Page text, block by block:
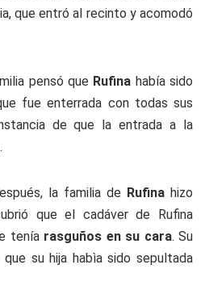
que entró al recinto y acomodó
pensó que Rufina había sido
fue enterrada con todas sus
de que la entrada a la
la familia de Rufina hizo
que el cadáver de Rufina
tenía rasguños en su cara. Su
su hija habìa sido sepultada